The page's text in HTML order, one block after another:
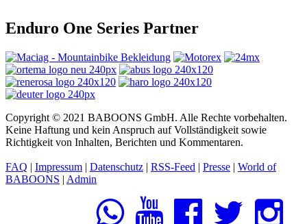
Enduro One Series Partner
Copyright © 2021 BABOONS GmbH. Alle Rechte vorbehalten.
Keine Haftung und kein Anspruch auf Vollständigkeit sowie
Richtigkeit von Inhalten, Berichten und Kommentaren.
FAQ | Impressum | Datenschutz | RSS-Feed | Presse | World of
BABOONS | Admin